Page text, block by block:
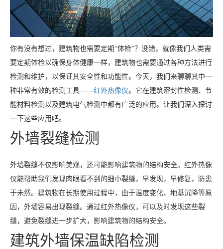
你有没有想过，建筑物也需要定期“体检”？没错，就像我们人类需
要定期体检以确保身体健康一样，建筑物也需要通过各种方法进行
检测和维护，以保证其安全性和功能性。今天，我们来聊聊其中一
种非常有效的检测工具——红外热像仪。它在建筑密封性检测、节
能材料检测以及建筑电气检测中都有广泛的应用。让我们深入探讨
一下这些应用吧。
外墙裂缝检测
外墙裂缝不仅影响美观，还可能影响建筑物的结构安全。红外热像
仪能帮助我们发现肉眼看不到的细小裂缝，早发现，早修复，防患
于未然。建筑物在长期使用过程中，由于温度变化、地基沉降等原
因，外墙容易出现裂缝。通过红外热像仪，可以及时发现这些裂
缝，避免裂缝进一步扩大，影响建筑物的结构安全。
建筑外墙保温缺陷检测